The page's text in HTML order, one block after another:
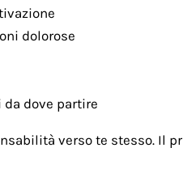
dolorose
da dove partire
verso te stesso. Il